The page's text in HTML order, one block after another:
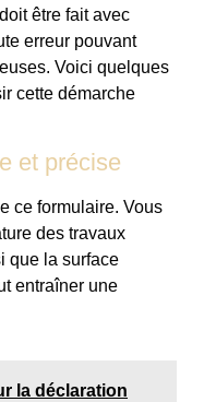
être fait avec
erreur pouvant
Voici quelques
cette démarche
et précise
ce formulaire. Vous
des travaux
que la surface
entraîner une
la déclaration